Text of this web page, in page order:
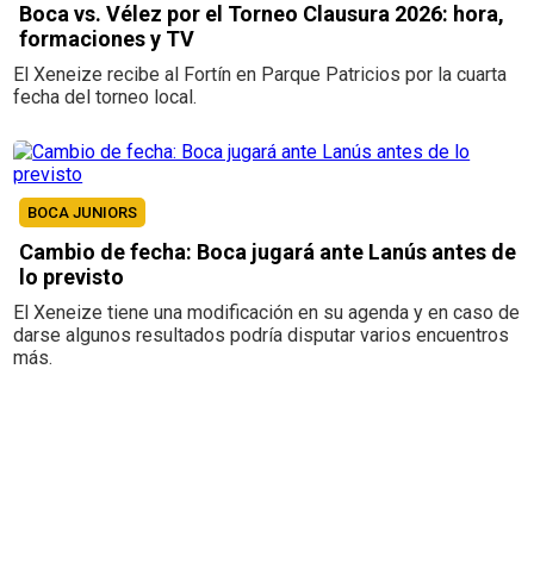
Boca vs. Vélez por el Torneo Clausura 2026: hora,
formaciones y TV
El Xeneize recibe al Fortín en Parque Patricios por la cuarta
fecha del torneo local.
BOCA JUNIORS
Cambio de fecha: Boca jugará ante Lanús antes de
lo previsto
El Xeneize tiene una modificación en su agenda y en caso de
darse algunos resultados podría disputar varios encuentros
más.